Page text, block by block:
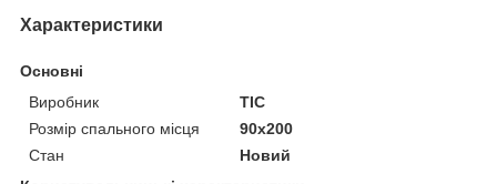
Характеристики
Основні
Виробник
ТІС
Розмір спального місця
90х200
Стан
Новий